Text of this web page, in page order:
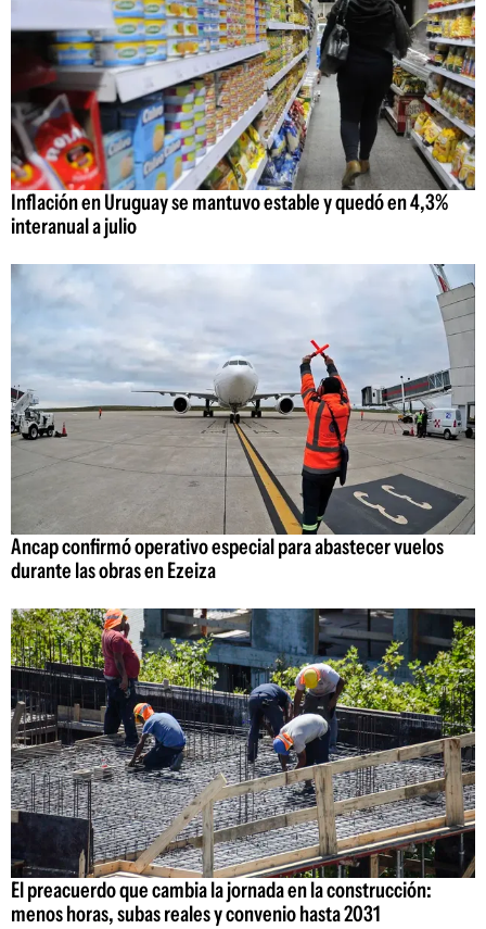
Inflación en Uruguay se mantuvo estable y quedó en 4,3%
interanual a julio
Ancap confirmó operativo especial para abastecer vuelos
durante las obras en Ezeiza
El preacuerdo que cambia la jornada en la construcción:
menos horas, subas reales y convenio hasta 2031